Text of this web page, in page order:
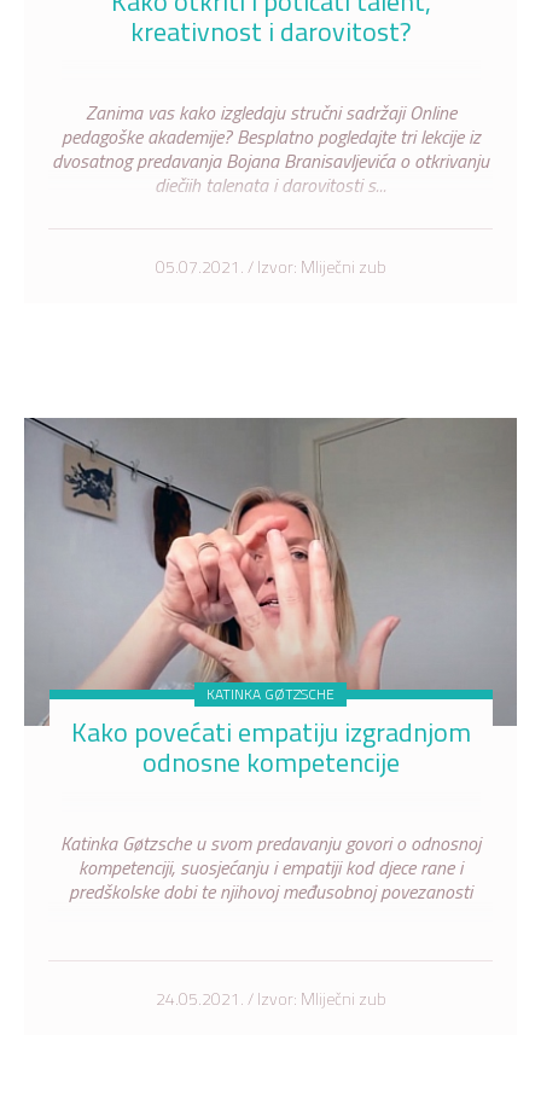
kreativnost i darovitost?
Zanima vas kako izgledaju stručni sadržaji Online
pedagoške akademije? Besplatno pogledajte tri lekcije iz
dvosatnog predavanja Bojana Branisavljevića o otkrivanju
dječjih talenata i darovitosti s...
05.07.2021. / Izvor: Mliječni zub
KATINKA GØTZSCHE
Kako povećati empatiju izgradnjom
odnosne kompetencije
Katinka Gøtzsche u svom predavanju govori o odnosnoj
kompetenciji, suosjećanju i empatiji kod djece rane i
predškolske dobi te njihovoj međusobnoj povezanosti
24.05.2021. / Izvor: Mliječni zub